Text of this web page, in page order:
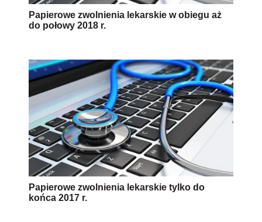
Papierowe zwolnienia lekarskie w obiegu aż
do połowy 2018 r.
Papierowe zwolnienia lekarskie tylko do
końca 2017 r.